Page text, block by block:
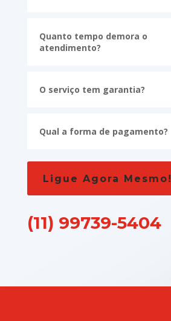
Quanto tempo demora o
atendimento?
O serviço tem garantia?
Qual a forma de pagamento?
Ligue Agora Mesmo!
(11) 99739-5404